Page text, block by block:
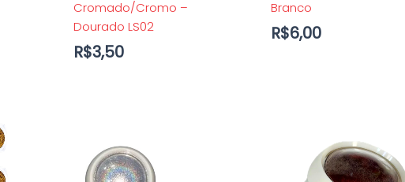
Cromado/Cromo –
Dourado LS02
R$3,50
Branco
R$6,00